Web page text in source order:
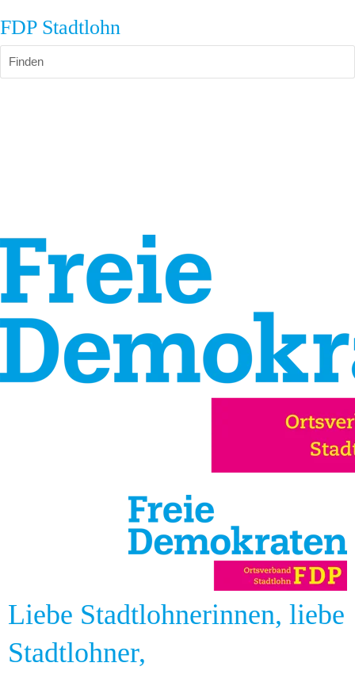
FDP Stadtlohn
Finden
Liebe Stadtlohnerinnen, liebe
Stadtlohner,